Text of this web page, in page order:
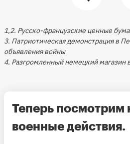
1,2. Русско-французские ценные
3. Патриотическая демонстрация в
объявления войны
4. Разгромленный немецкий магазин
Теперь посмотрим
военные действия.